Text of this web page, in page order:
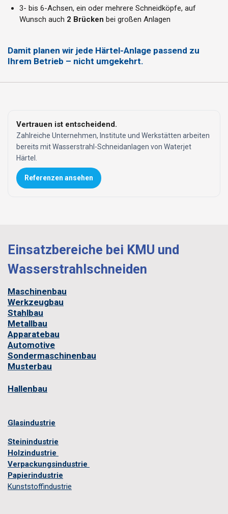
3- bis 6-Achsen, ein oder mehrere Schneidköpfe, auf
Wunsch auch 2 Brücken bei großen Anlagen
Damit planen wir jede Härtel-Anlage passend zu
Ihrem Betrieb – nicht umgekehrt.
Vertrauen ist entscheidend.
Zahlreiche Unternehmen, Institute und Werkstätten arbeiten
bereits mit Wasserstrahl-Schneidanlagen von Waterjet
Härtel.
Referenzen ansehen
Einsatzbereiche bei KMU und
Wasserstrahlschneiden
Maschinenbau
Werkzeugbau
Stahlbau
Metallbau
Apparatebau
Automotive
Sondermaschinenbau
Musterbau
Hallenbau​
Glasindustrie
Steinindustrie
Holzindustrie
Verpackungsindustrie
Papierindustrie
Kunststoffindustrie